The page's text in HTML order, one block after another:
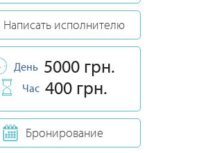
Написать исполнителю
День 5000 грн.
Час 400 грн.
Бронирование